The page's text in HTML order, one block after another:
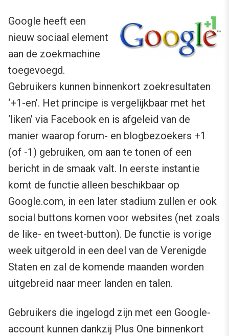
Google heeft een
nieuw sociaal element
aan de zoekmachine
toegevoegd.
Gebruikers kunnen binnenkort zoekresultaten
‘+1-en’. Het principe is vergelijkbaar met het
‘liken’ via Facebook en is afgeleid van de
manier waarop forum- en blogbezoekers +1
(of -1) gebruiken, om aan te tonen of een
bericht in de smaak valt. In eerste instantie
komt de functie alleen beschikbaar op
Google.com, in een later stadium zullen er ook
social buttons komen voor websites (net zoals
de like- en tweet-button). De functie is vorige
week uitgerold in een deel van de Verenigde
Staten en zal de komende maanden worden
uitgebreid naar meer landen en talen.
Gebruikers die ingelogd zijn met een Google-
account kunnen dankzij Plus One binnenkort